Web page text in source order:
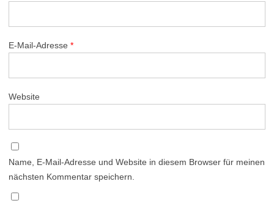
E-Mail-Adresse *
Website
Name, E-Mail-Adresse und Website in diesem Browser für meinen
nächsten Kommentar speichern.